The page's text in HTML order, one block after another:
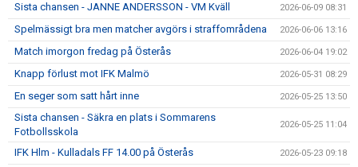
Sista chansen - JANNE ANDERSSON - VM Kväll 2026-06-09 08:31
Spelmässigt bra men matcher avgörs i straffområdena 2026-06-06 13:16
Match imorgon fredag på Österås 2026-06-04 19:02
Knapp förlust mot IFK Malmö 2026-05-31 08:29
En seger som satt hårt inne 2026-05-25 13:50
Sista chansen - Säkra en plats i Sommarens
Fotbollsskola
2026-05-25 11:04
IFK Hlm - Kulladals FF 14.00 på Österås 2026-05-23 09:18